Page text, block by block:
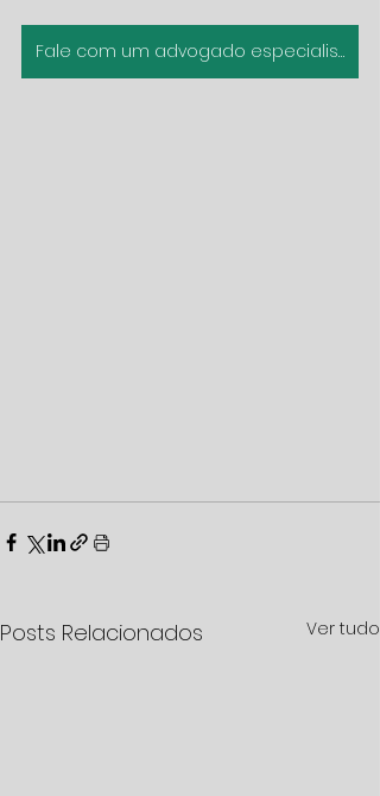
Fale com um advogado especialista
Posts Relacionados Ver tudo